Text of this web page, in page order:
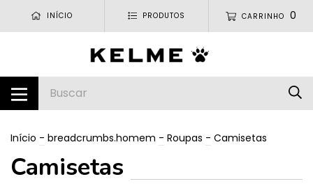
INÍCIO PRODUTOS CARRINHO 0
Início - breadcrumbs.homem - Roupas - Camisetas
Camisetas